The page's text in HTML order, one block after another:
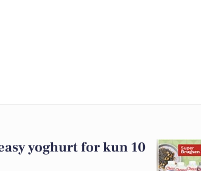
yoghurt for kun 10